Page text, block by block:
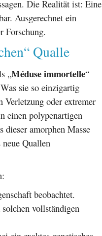
Die Realität ist: Eine
Ausgerechnet ein
Forschung.
Qualle
„Méduse immortelle“
sie so einzigartig
Verletzung oder extremer
einen polypenartigen
dieser amorphen Masse
Quallen
beobachtet.
vollständigen